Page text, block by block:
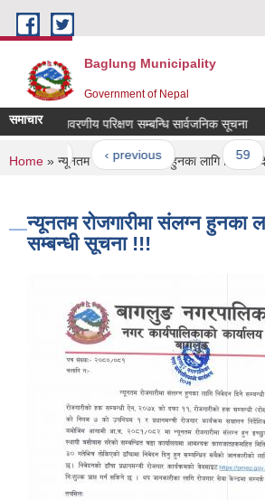
Skip to main content
Baglung Municipality
Government of Nepal
समाचारवातावरणीय परिक्षण सम्बन्धि सार्वजनिक सूचना
« first ‹ previous … 59
You are here
Home » न्यूनतम रोजगारीमा संलग्न हुनका लागि निवेदन
न्यूनतम रोजगारीमा संलग्न हुनका
सम्बन्धी सूचना !!!